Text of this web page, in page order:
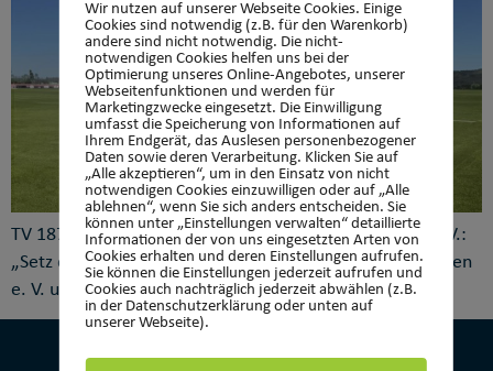
TV 1873 Wehen e. V. u. SV Wehen 1926 Taunusstein e. V.:
„Setz dich zur Wehr, aber richtig!“ Turnverein 1873 Wehen
e. V. und SV Wehen 1926 Taunusstein e. V. […]
Wir nutzen auf unserer Webseite Cookies. Einige
Cookies sind notwendig (z.B. für den Warenkorb)
andere sind nicht notwendig. Die nicht-
notwendigen Cookies helfen uns bei der
Optimierung unseres Online-Angebotes, unserer
Webseitenfunktionen und werden für
Marketingzwecke eingesetzt. Die Einwilligung
umfasst die Speicherung von Informationen auf
Ihrem Endgerät, das Auslesen personenbezogener
Daten sowie deren Verarbeitung. Klicken Sie auf
„Alle akzeptieren“, um in den Einsatz von nicht
notwendigen Cookies einzuwilligen oder auf „Alle
ablehnen“, wenn Sie sich anders entscheiden. Sie
können unter „Einstellungen verwalten“ detaillierte
Informationen der von uns eingesetzten Arten von
Cookies erhalten und deren Einstellungen aufrufen.
Sie können die Einstellungen jederzeit aufrufen und
Cookies auch nachträglich jederzeit abwählen (z.B.
in der Datenschutzerklärung oder unten auf
unserer Webseite).